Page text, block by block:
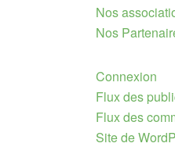
Nos
Nos
Connexion
Flux des
Flux des
Site de